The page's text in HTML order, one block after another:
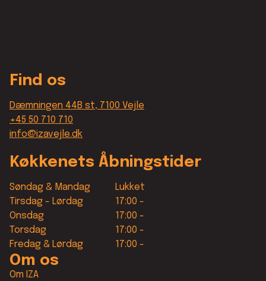
Find os
Dæmningen 44B st, 7100 Vejle
+45 50 710 710
info@izavejle.dk
Køkkenets Åbningstider
Søndag & Mandag
Lukket
Tirsdag - Lørdag
17:00 -
Onsdag
17:00 -
Torsdag
17:00 -
Fredag & Lørdag
17:00 -
Om os
Om IZA